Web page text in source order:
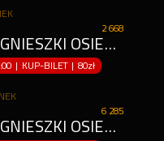
2 668
90. URODZINY AGNIESZKI OSIECKIEJ - WROCŁAWSKA SCENA POD REGAŁEM
| KUP-BILET |80zł
6 285
90. URODZINY AGNIESZKI OSIECKIEJ - WROCŁAWSKA SCENA POD REGAŁEM